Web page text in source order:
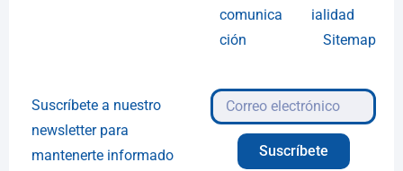
comunica
ción
ialidad
Sitemap
Suscríbete a nuestro
newsletter para
mantenerte informado
Suscríbete